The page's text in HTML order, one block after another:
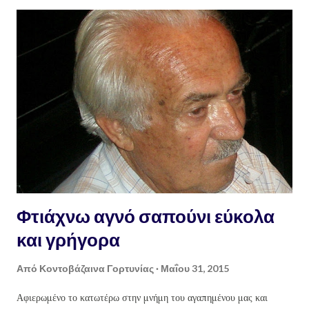
τσικουδιά δεν πρέπει να ξεπερνά τους 37-39 το πολύ βαθμούς
οινοπνεύματος, δηλαδή 16-16,5 γράδα (βλ πίνακα παρακάτω).
Δυστυχώς, ελάχιστοι
Φτιάχνω αγνό σαπούνι εύκολα
και γρήγορα
Από Κοντοβάζαινα Γορτυνίας Μαΐου 31, 2015
Αφιερωμένο το κατωτέρω στην μνήμη του αγαπημένου μας και